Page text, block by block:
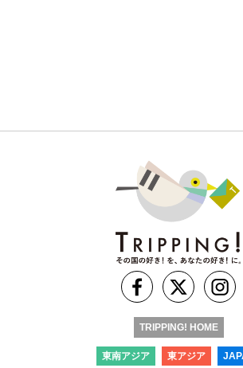
TRIPPING! HOME
東南アジア 東アジア